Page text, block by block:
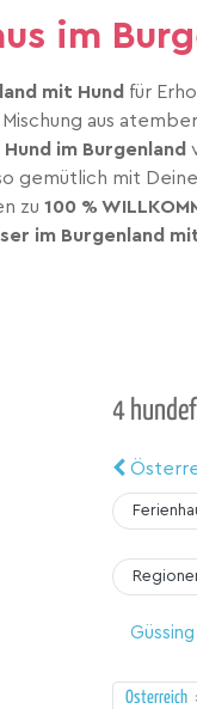
im
mit Hund für
aus
im Burgenland
gemütlich mit
zu 100 %
im Burgenland
4
Österreich